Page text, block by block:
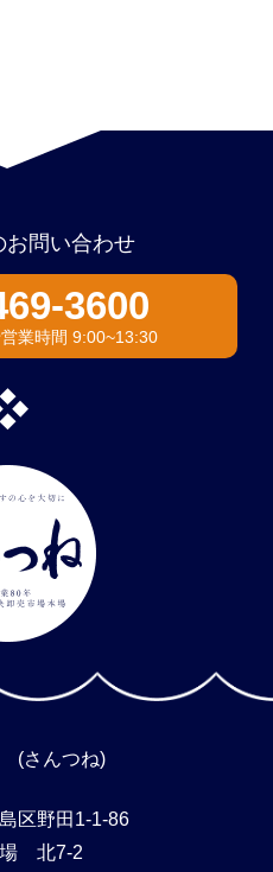
お問い合わせ
3600
業時間 9:00~13:30
(さんつね)
区野田1-1-86
場 北7-2